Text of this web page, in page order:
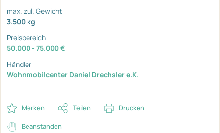
max. zul. Gewicht
3.500 kg
Preisbereich
50.000 - 75.000 €
Händler
Wohnmobilcenter Daniel Drechsler e.K.
Merken Teilen Drucken
Beanstanden